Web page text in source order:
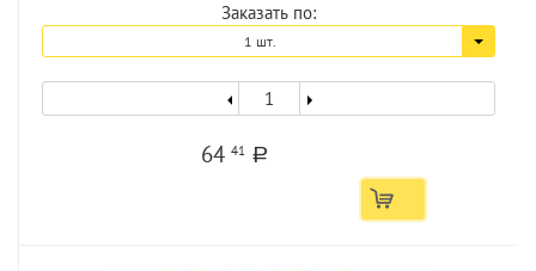
Заказать по:
1 шт.
6441 a